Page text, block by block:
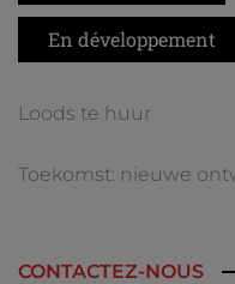
En développement
Loods te huur
Toekomst: nieuwe
CONTACTEZ-NOUS